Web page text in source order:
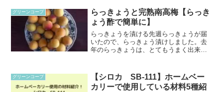
期購入 税抜き309円 （定期購入は10円
引きになりま...
グリーンコープ
らっきょうと完熟南高梅【らっき
ょう酢で簡単に】
らっきょうを漬ける先週らっきょうが届
いたので、らっきょう漬けしました。去
年のらっきょうは、とてもうまく出来た
小さく感じました。小さいらっきょうが
好きだけど、こんなに小...
グリーンコープ
【シロカ SB-111】ホームベー
カリーで使用している材料5種紹